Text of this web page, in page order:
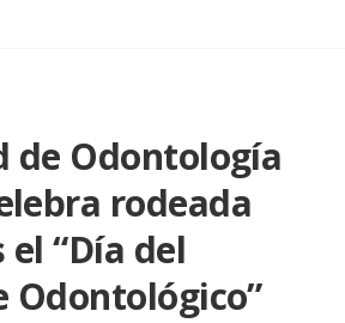
de Odontología
rodeada
“Día del
Odontológico”